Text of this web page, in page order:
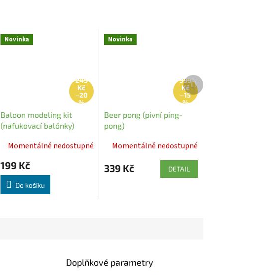
Novinka
249
Kč
–20
%
Baloon modeling kit
(nafukovací balónky)
Momentálně nedostupné
199 Kč
Do košíku
Novinka
399
Kč
–15
%
Beer pong (pivní ping-
pong)
Momentálně nedostupné
339 Kč DETAIL
Další
produkt
Doplňkové parametry